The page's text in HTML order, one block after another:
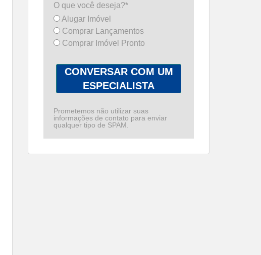
O que você deseja?*
Alugar Imóvel
Comprar Lançamentos
Comprar Imóvel Pronto
CONVERSAR COM UM
ESPECIALISTA
Prometemos não utilizar suas
informações de contato para enviar
qualquer tipo de SPAM.